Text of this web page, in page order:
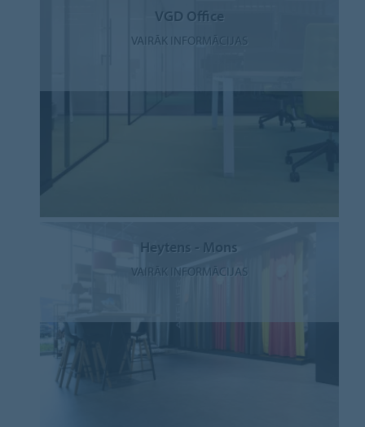
VGD Office
VAIRĀK INFORMĀCIJAS
Heytens - Mons
VAIRĀK INFORMĀCIJAS